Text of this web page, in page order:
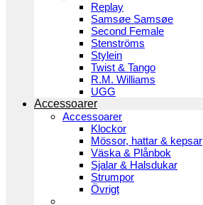
Replay
Samsøe Samsøe
Second Female
Stenströms
Stylein
Twist & Tango
R.M. Williams
UGG
Accessoarer
Accessoarer
Klockor
Mössor, hattar & kepsar
Väska & Plånbok
Sjalar & Halsdukar
Strumpor
Övrigt